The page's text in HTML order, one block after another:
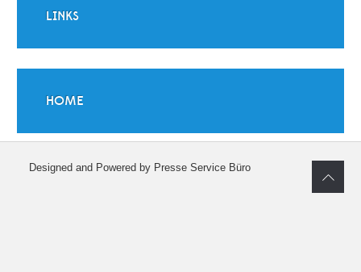
LINKS
HOME
Designed and Powered by Presse Service Büro